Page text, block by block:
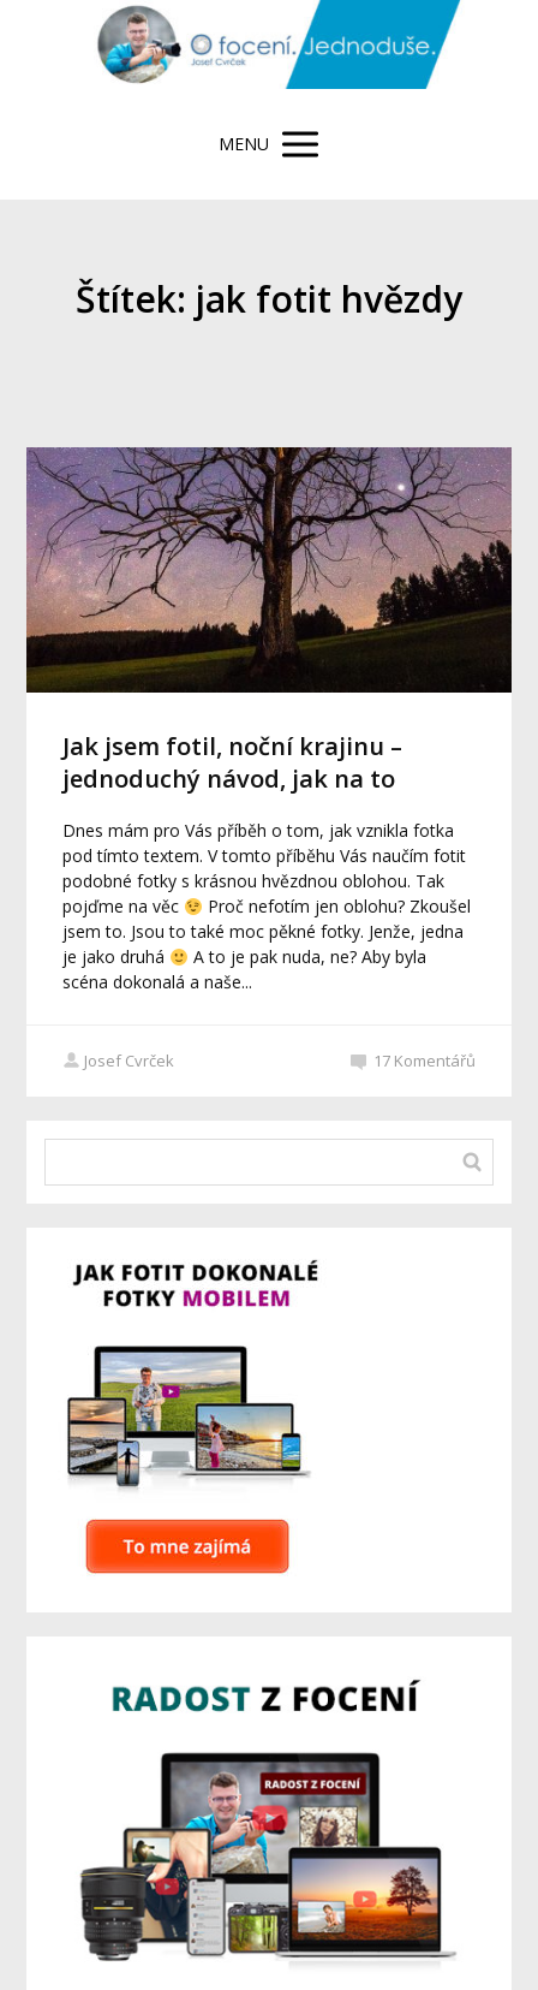
MENU
Štítek: jak fotit hvězdy
Jak jsem fotil, noční krajinu –
jednoduchý návod, jak na to
Dnes mám pro Vás příběh o tom, jak vznikla fotka
pod tímto textem. V tomto příběhu Vás naučím fotit
podobné fotky s krásnou hvězdnou oblohou. Tak
pojďme na věc
Proč nefotím jen oblohu? Zkoušel
jsem to. Jsou to také moc pěkné fotky. Jenže, jedna
je jako druhá
A to je pak nuda, ne? Aby byla
scéna dokonalá a naše...
Josef Cvrček 17 Komentářů